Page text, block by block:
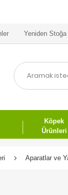
Yeniden
Köpek
Ürünleri
Aparatlar ve